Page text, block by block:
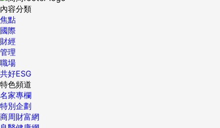
內容分類
焦點
國際
財經
管理
職場
共好ESG
特色頻道
名家專欄
特別企劃
商周財富網